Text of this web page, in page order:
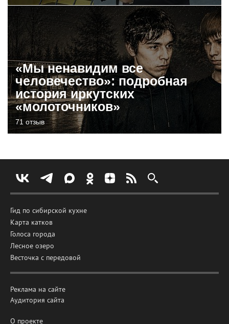
«Мы ненавидим все
человечество»: подробная
история иркутских
«молоточников»
71 отзыв
Гид по сибирской кухне
Карта катков
Голоса города
Лесное озеро
Весточка с передовой
Реклама на сайте
Аудитория сайта
О проекте